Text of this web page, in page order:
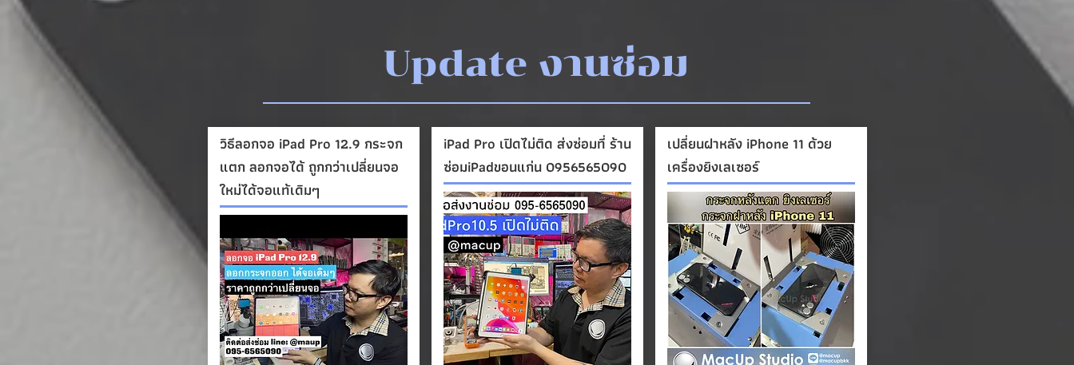
Update งานซ่อม
วิธีลอกจอ iPad Pro 12.9 กระจก
แตก ลอกจอได้ ถูกกว่าเปลี่ยนจอ
ใหม่ได้จอแท้เดิมๆ
iPad Pro เปิดไม่ติด ส่งซ่อมที่ ร้าน
ซ่อมiPadขอนแก่น 0956565090
เปลี่ยนฝาหลัง iPhone 11 ด้วย
เครื่องยิงเลเซอร์